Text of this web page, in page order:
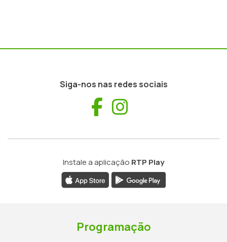
Siga-nos nas redes sociais
Facebook
Instale a aplicação RTP Play
Programação